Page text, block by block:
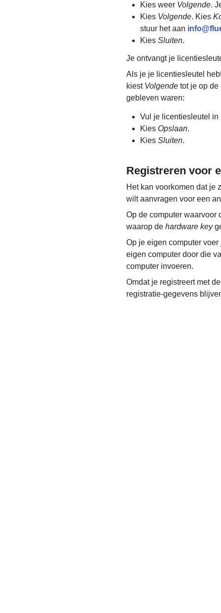
Kies weer Volgende.
Kies Volgende. Kies
stuur het aan
Kies Sluiten.
Je ontvangt je
Als je je licentiesleutel
kiest Volgende tot je op
gebleven waren:
Vul je licentiesleutel in
Kies Opslaan.
Kies Sluiten.
Registreren voor
Het kan voorkomen dat je
wilt aanvragen voor een
Op de computer waarvoor
waarop de hardware key
Op je eigen computer
eigen computer door die
computer invoeren.
Omdat je registreert met
registratie-gegevens